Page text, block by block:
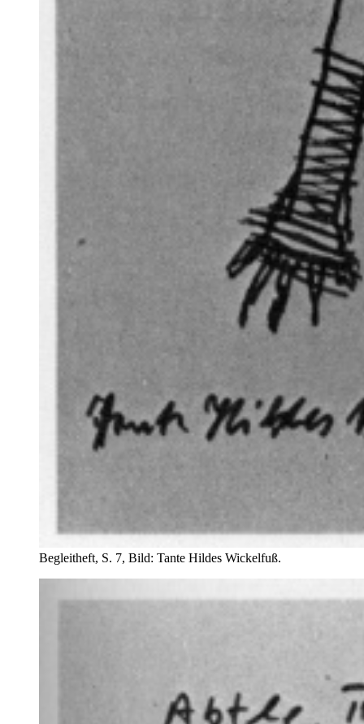
Begleitheft, S. 7, Bild: Tante Hildes Wickelfuß.